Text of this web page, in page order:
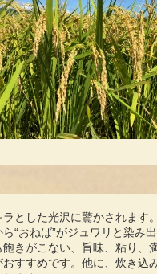
とした光沢に驚かされます
“おねば”がジュワリと染み
きがこない、旨味、粘り、
すすめです。他に、炊き込